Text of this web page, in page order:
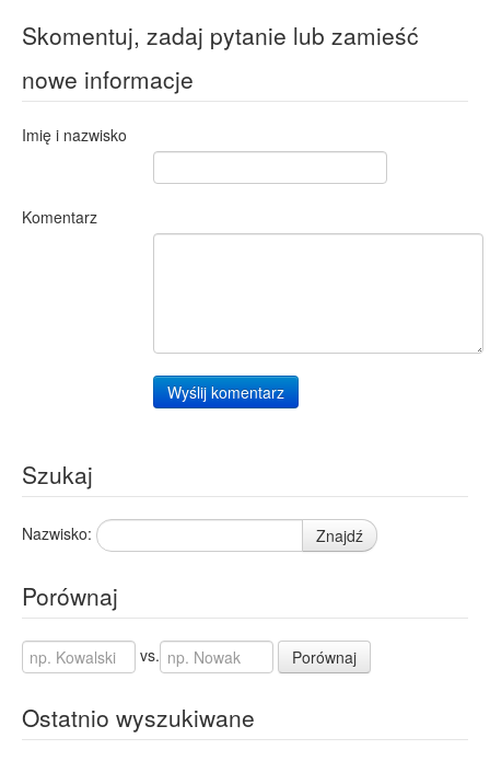
Skomentuj, zadaj pytanie lub zamieść
nowe informacje
Imię i nazwisko
Komentarz
Wyślij komentarz
Szukaj
Nazwisko: Znajdź
Porównaj
vs. Porównaj
Ostatnio wyszukiwane